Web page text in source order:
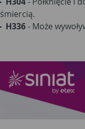
śmiercią.
H336- Może